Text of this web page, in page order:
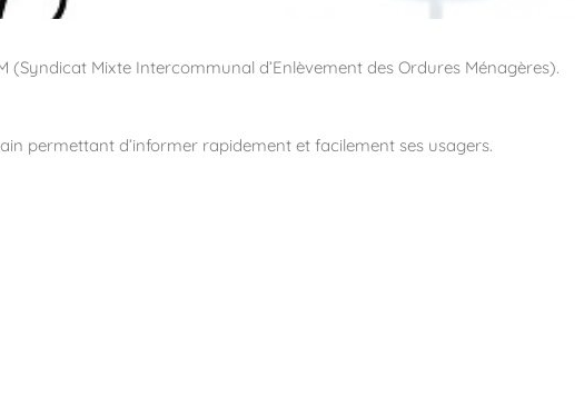
Mixte Intercommunal d’Enlèvement des Ordures Ménagères).
permettant d’informer rapidement et facilement ses usagers.